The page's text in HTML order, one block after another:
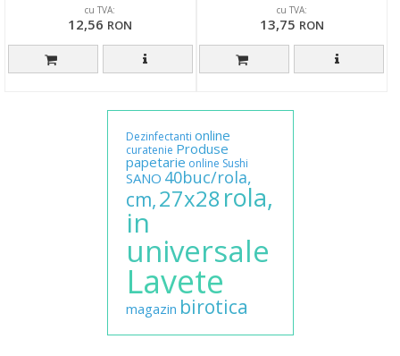
cu TVA:
12,56 RON
cu TVA:
13,75 RON
Dezinfectanti online
curatenie Produse
papetarie online Sushi
SANO 40buc/rola,
cm,27x28 rola,
in
universale
Lavete
magazin birotica